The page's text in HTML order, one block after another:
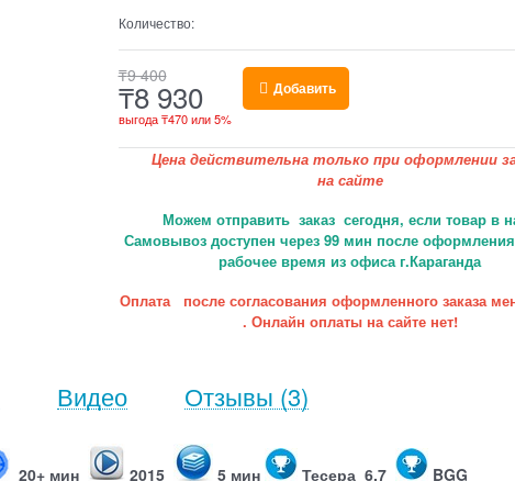
Количество:
₸9 400
₸8 930
выгода₸470или5%
Добавить
Цена действительна только при оформлении
на сайте
Можем отправить заказ сегодня, если товар в
Самовывоз доступен через 99 мин после оформления
рабочее время из офиса г.Караганда
Оплата после согласования оформленного заказа
. Онлайн оплаты на сайте нет!
Видео Отзывы (3)
20+ мин 2015 5 мин Тесера 6,7 BGG